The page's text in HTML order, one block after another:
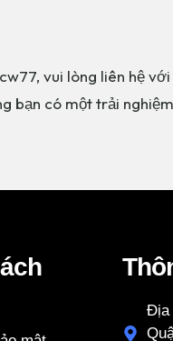
vui lòng liên hệ
bạn có một trải
Địa